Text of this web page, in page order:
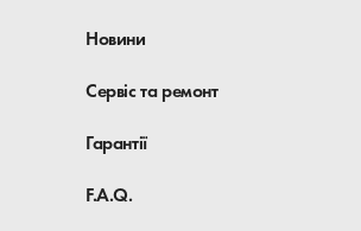
Новини
Сервіс та ремонт
Гарантії
F.A.Q.